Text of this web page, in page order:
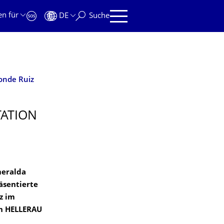
für
DE Suche
Ruiz
im